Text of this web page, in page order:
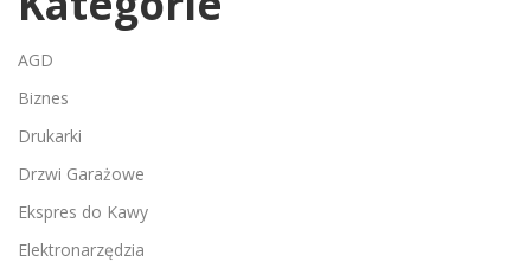
AGD
Biznes
Drukarki
Drzwi Garażowe
Ekspres do Kawy
Elektronarzędzia